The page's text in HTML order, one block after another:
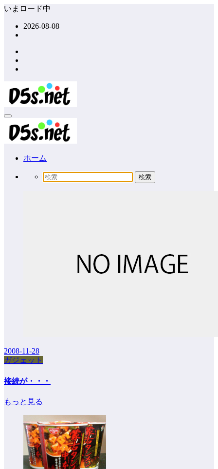
コ
ッ
プ
いまロード中
2026-08-08
ホーム
2008-11-28
ガジェット
接続が・・・
もっと見る